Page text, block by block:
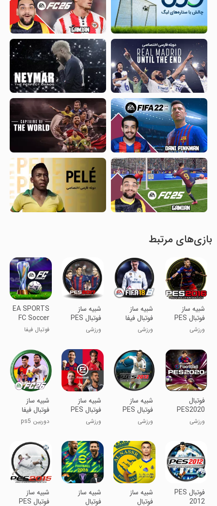
بازی‌های مرتبط
‏شبیه ساز
فوتبال PES
2016
ورزشی
‏شبیه ساز
فوتبال فیفا
2018
ورزشی
‏‏شبیه ساز
فوتبال PES
2017
ورزشی
EA SPORTS
FC Soccer
Mobile 26
فوتبال فیفا
فوتبال
PES2020
ورزشی
‏شبیه ساز
فوتبال PES
2013
ورزشی
‏شبیه ساز
فوتبال PES
2021
ورزشی
‏‏‏‏‏‏‏‏‏‏شبیه ساز
فوتبال فیفا
دوربین ps5
فوتبال PES
2012
‏‏شبیه ساز
فوتبال
‏‏‏شبیه ساز
فوتبال
‏شبیه ساز
فوتبال PES